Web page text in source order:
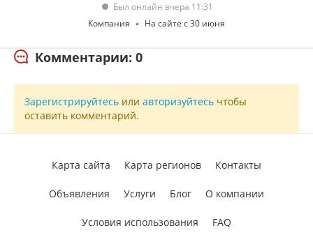
Был онлайн вчера 11:31
Компания
На сайте с 30 июня
Комментарии: 0
Зарегистрируйтесь или авторизуйтесь чтобы
оставить комментарий.
Карта сайта Карта регионов Контакты
Объявления Услуги Блог О компании
Условия использования FAQ